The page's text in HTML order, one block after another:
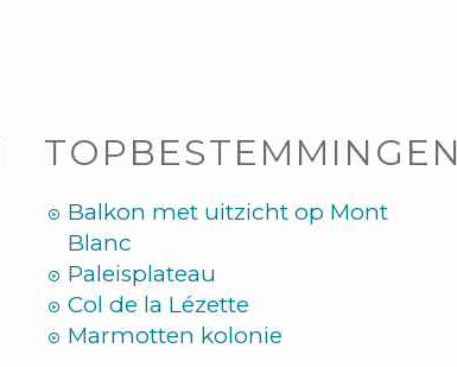
TOPBESTEMMINGEN
Balkon met uitzicht op Mont
Blanc
Paleisplateau
Col de la Lézette
Marmotten kolonie